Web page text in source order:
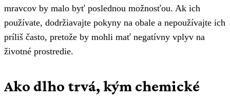
mravcov by malo byť poslednou možnosťou. Ak ich
používate, dodržiavajte pokyny na obale a nepoužívajte ich
príliš často, pretože by mohli mať negatívny vplyv na
životné prostredie.
Ako dlho trvá, kým chemické